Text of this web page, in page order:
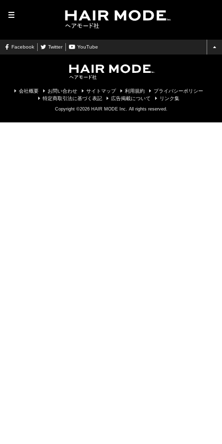
Facebook Twitter YouTube
会社概要 お問い合わせ サイトマップ 利用規約
プライバシーポリシー
特定商取引法に基づく表記
広告掲載について リンク集
Copyright ©2026 HAIR MODE Inc. All rights reserved.